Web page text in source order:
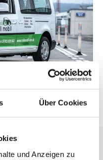
Über Cookies
und Anzeigen zu